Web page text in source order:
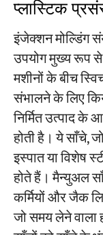
प्लास्टिक
इंजेक्शन मोल्डिंग
उपयोग मुख्य रूप से
मशीनों के बीच
संभालने के लिए
निर्मित उत्पाद के
होती है। ये साँचे,
इस्पात या विशेष
होते हैं। मैन्युअल
कर्मियों और जैक
जो समय लेने वाला